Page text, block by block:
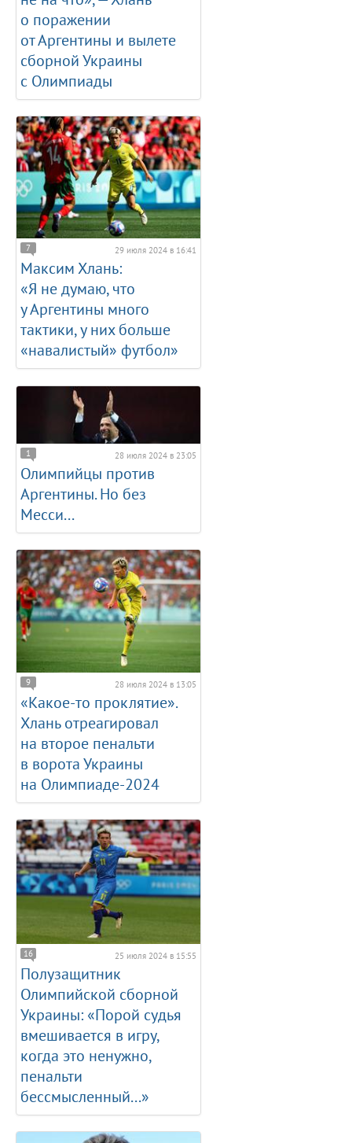
о поражении
от Аргентины и вылете
сборной Украины
с Олимпиады
7 29 июля 2024 в 16:41
Максим Хлань:
«Я не думаю, что
у Аргентины много
тактики, у них больше
«навалистый» футбол»
1 28 июля 2024 в 23:05
Олимпийцы против
Аргентины. Но без
Месси...
9 28 июля 2024 в 13:05
«Какое-то проклятие».
Хлань отреагировал
на второе пенальти
в ворота Украины
на Олимпиаде-2024
16 25 июля 2024 в 15:55
Полузащитник
Олимпийской сборной
Украины: «Порой судья
вмешивается в игру,
когда это ненужно,
пенальти
бессмысленный...»